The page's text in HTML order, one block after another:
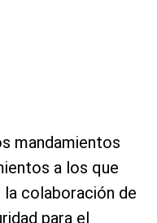
mandamientos
a los que
la colaboración de
para el